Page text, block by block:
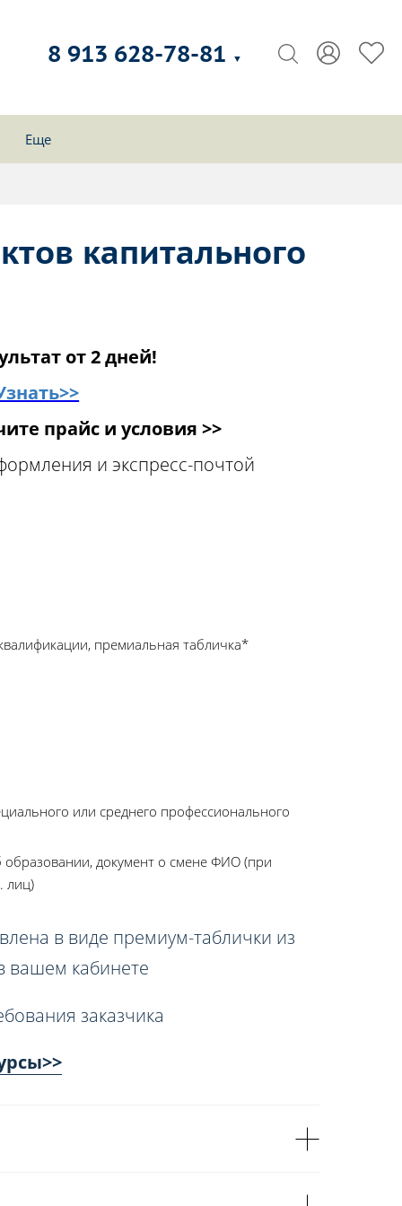
8 913 628-78-81 ▼
Еще
капитального
от 2 дней!
прайс и условия >>
и экспресс-почтой
премиальная табличка*
или среднего профессионального
документ о смене ФИО (при
лиц)
в виде премиум-таблички из
вашем кабинете
заказчика